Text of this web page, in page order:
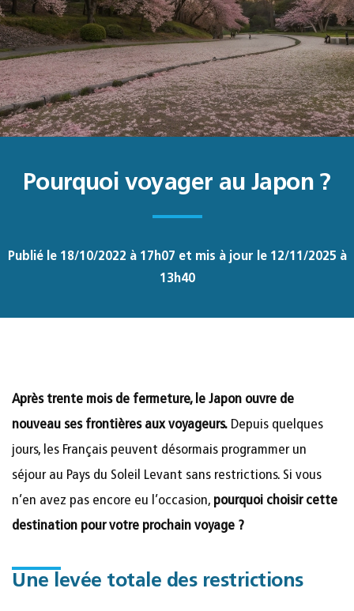
Pourquoi voyager au Japon ?
Publié le 18/10/2022 à 17h07 et mis à jour le 12/11/2025 à
13h40
Après trente mois de fermeture, le Japon ouvre de
nouveau ses frontières aux voyageurs. Depuis quelques
jours, les Français peuvent désormais programmer un
séjour au Pays du Soleil Levant sans restrictions. Si vous
n’en avez pas encore eu l’occasion, pourquoi choisir cette
destination pour votre prochain voyage ?
Une levée totale des restrictions